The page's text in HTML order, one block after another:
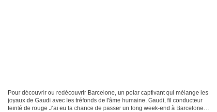
Pour découvrir ou redécouvrir Barcelone, un polar captivant qui mélange les
joyaux de Gaudi avec les tréfonds de l'âme humaine. Gaudi, fil conducteur
teinté de rouge J’ai eu la chance de passer un long week-end à Barcelone